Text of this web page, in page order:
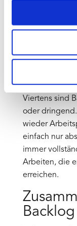
Basierend ist
Notwendigkeit
eine positive,
man versteht,
Viertens sind
oder
wieder
einfach nur
immer
Arbeiten, die
erreichen.
Backlog